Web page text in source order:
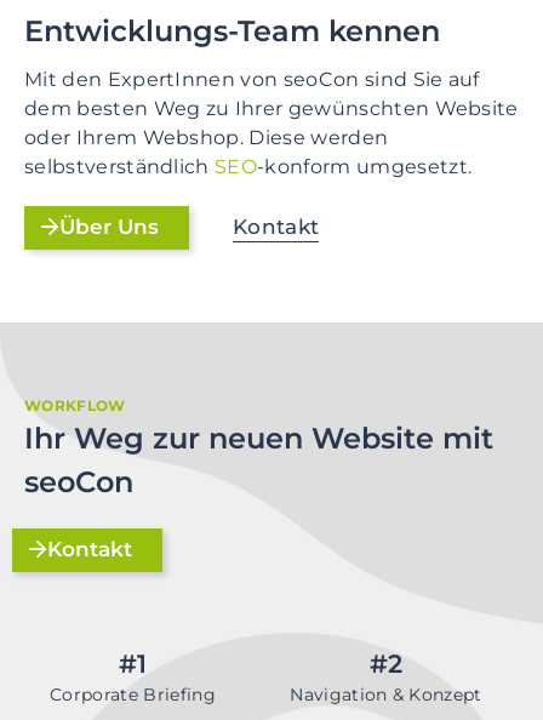
Entwicklungs-Team kennen
Mit den ExpertInnen von seoCon sind Sie auf
dem besten Weg zu Ihrer gewünschten Website
oder Ihrem Webshop. Diese werden
selbstverständlich SEO-konform umgesetzt.
Über Uns Kontakt
WORKFLOW
Ihr Weg zur neuen Website mit
seoCon
Kontakt
#1
Corporate Briefing
#2
Navigation & Konzept